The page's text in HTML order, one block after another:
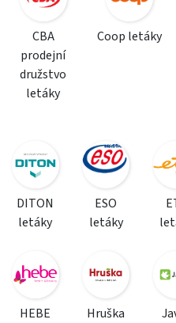
CBA
prodejní
družstvo
letáky
Coop letáky
DITON
letáky
ESO
letáky
HEBE
Hruška